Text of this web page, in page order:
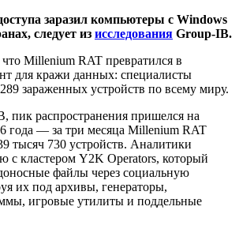
заразил компьютеры с Windows
следует из исследования Group-IB.
что Millenium RAT превратился в
для кражи данных: специалисты
зараженных устройств по всему миру.
пик распространения пришелся на
года — за три месяца Millenium RAT
тысяч 730 устройств. Аналитики
с кластером Y2K Operators, который
файлы через социальную
их под архивы, генераторы,
игровые утилиты и поддельные